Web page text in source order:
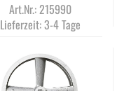
Art.Nr.: 215990
Lieferzeit:3-4 Tage